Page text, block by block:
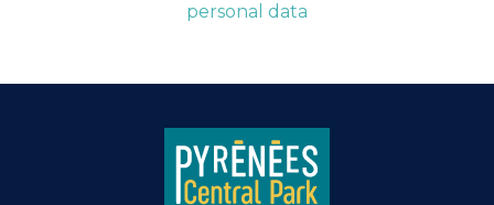
personal data